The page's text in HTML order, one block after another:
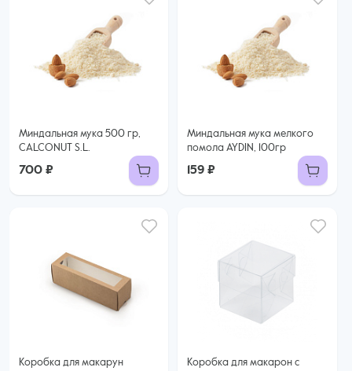
Миндальная мука 500 гр,
CALCONUT S.L.
700 ₽
Миндальная мука мелкого
помола AYDIN, 100гр
159 ₽
Коробка для макарун
Коробка для макарон с